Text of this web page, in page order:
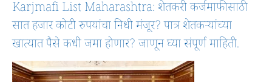
Karjmafi List Maharashtra: शेतकरी कर्जमाफीसाठी
सात हजार कोटी रुपयांचा निधी मंजूर? पात्र शेतकऱ्यांच्या
खात्यात पैसे कधी जमा होणार? जाणून घ्या संपूर्ण माहिती.